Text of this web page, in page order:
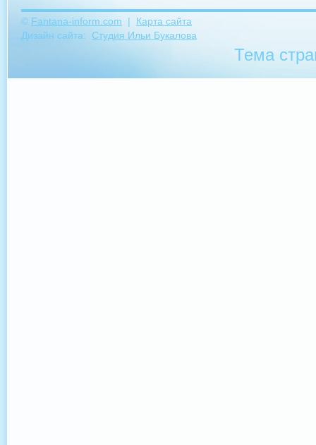
© Fantana-inform.com | Карта сайта
Дизайн сайта: Студия Ильи Букалова
Тема